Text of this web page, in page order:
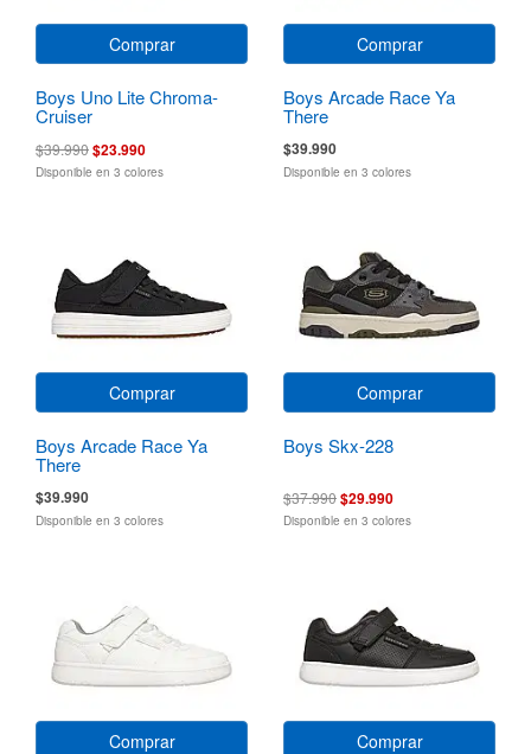
Comprar
Boys Uno Lite Chroma-
Cruiser
$39.990$23.990
Disponible en 3 colores
Comprar
Boys Arcade Race Ya
There
$39.990
Disponible en 3 colores
Comprar
Boys Arcade Race Ya
There
$39.990
Disponible en 3 colores
Comprar
Boys Skx-228
$37.990$29.990
Disponible en 3 colores
Comprar Comprar